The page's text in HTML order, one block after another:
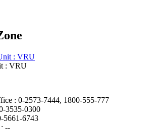
: VRU
: 0-2573-7444, 1800-555-777
3535-0300
5661-6743
--